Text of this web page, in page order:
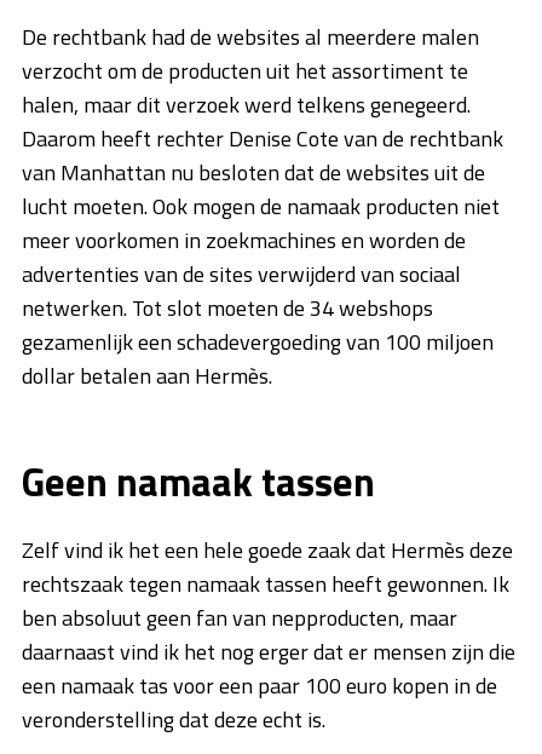
De rechtbank had de websites al meerdere malen
verzocht om de producten uit het assortiment te
halen, maar dit verzoek werd telkens genegeerd.
Daarom heeft rechter Denise Cote van de rechtbank
van Manhattan nu besloten dat de websites uit de
lucht moeten. Ook mogen de namaak producten niet
meer voorkomen in zoekmachines en worden de
advertenties van de sites verwijderd van sociaal
netwerken. Tot slot moeten de 34 webshops
gezamenlijk een schadevergoeding van 100 miljoen
dollar betalen aan Hermès.
Geen namaak tassen
Zelf vind ik het een hele goede zaak dat Hermès deze
rechtszaak tegen namaak tassen heeft gewonnen. Ik
ben absoluut geen fan van nepproducten, maar
daarnaast vind ik het nog erger dat er mensen zijn die
een namaak tas voor een paar 100 euro kopen in de
veronderstelling dat deze echt is.